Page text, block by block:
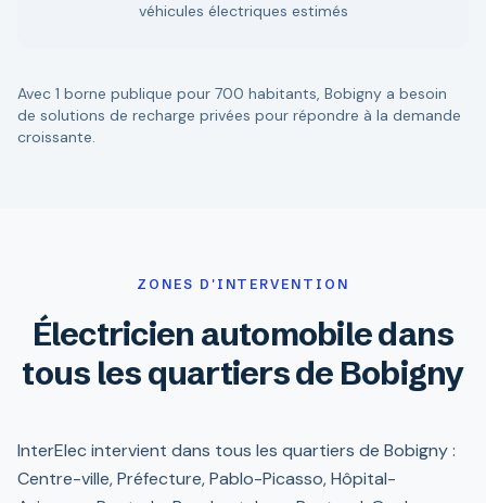
véhicules électriques estimés
Avec 1 borne publique pour 700 habitants, Bobigny a besoin
de solutions de recharge privées pour répondre à la demande
croissante.
ZONES D'INTERVENTION
Électricien automobile dans
tous les quartiers de Bobigny
InterElec intervient dans tous les quartiers de Bobigny :
Centre-ville, Préfecture, Pablo-Picasso, Hôpital-